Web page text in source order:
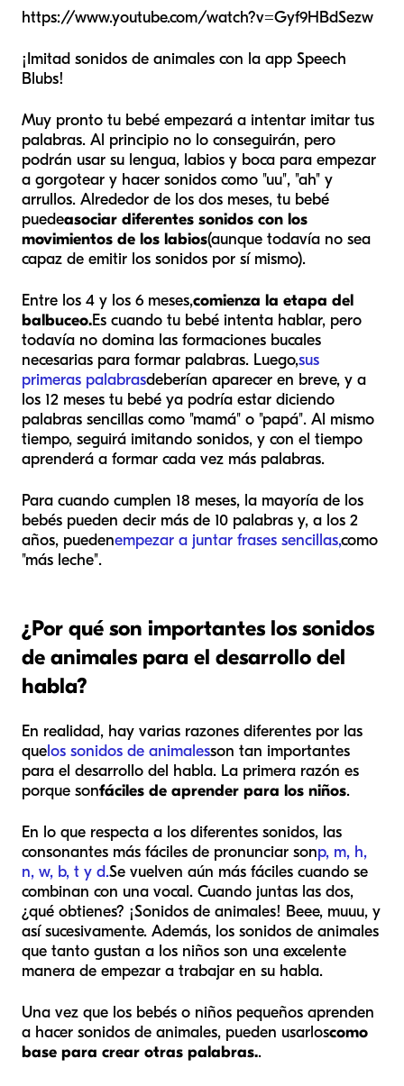
https://www.youtube.com/watch?v=Gyf9HBdSezw
¡Imitad sonidos de animales con la app Speech
Blubs!
Muy pronto tu bebé empezará a intentar imitar tus
palabras. Al principio no lo conseguirán, pero
podrán usar su lengua, labios y boca para empezar
a gorgotear y hacer sonidos como "uu", "ah" y
arrullos. Alrededor de los dos meses, tu bebé
puedeasociar diferentes sonidos con los
movimientos de los labios(aunque todavía no sea
capaz de emitir los sonidos por sí mismo).
Entre los 4 y los 6 meses,comienza la etapa del
balbuceo.Es cuando tu bebé intenta hablar, pero
todavía no domina las formaciones bucales
necesarias para formar palabras. Luego,sus
primeras palabrasdeberían aparecer en breve, y a
los 12 meses tu bebé ya podría estar diciendo
palabras sencillas como "mamá" o "papá". Al mismo
tiempo, seguirá imitando sonidos, y con el tiempo
aprenderá a formar cada vez más palabras.
Para cuando cumplen 18 meses, la mayoría de los
bebés pueden decir más de 10 palabras y, a los 2
años, puedenempezar a juntar frases sencillas,como
"más leche".
¿Por qué son importantes los sonidos
de animales para el desarrollo del
habla?
En realidad, hay varias razones diferentes por las
quelos sonidos de animalesson tan importantes
para el desarrollo del habla. La primera razón es
porque sonfáciles de aprender para los niños.
En lo que respecta a los diferentes sonidos, las
consonantes más fáciles de pronunciar sonp, m, h,
n, w, b, t y d.Se vuelven aún más fáciles cuando se
combinan con una vocal. Cuando juntas las dos,
¿qué obtienes? ¡Sonidos de animales! Beee, muuu, y
así sucesivamente. Además, los sonidos de animales
que tanto gustan a los niños son una excelente
manera de empezar a trabajar en su habla.
Una vez que los bebés o niños pequeños aprenden
a hacer sonidos de animales, pueden usarloscomo
base para crear otras palabras..